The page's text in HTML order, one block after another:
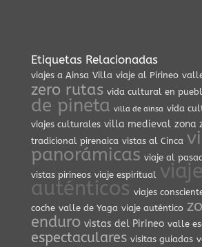
Etiquetas Relacionadas
viajes a Ainsa Villa viaje al Pirineo
zero rutas vida cultural en
de pineta villa de ainsa vida
viajes culturales villa medieval zona
tradicional pirenaica vistas al Cinca
panorámicas viaje al
vistas pirineos viaje espiritual
auténticos viajes
coche valle de Yaga viaje auténtico
enduro vistas del Pirineo valle
espectaculares visitas guiadas